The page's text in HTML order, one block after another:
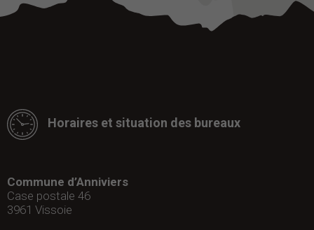
Horaires et situation des bureaux
Commune d’Anniviers
Case postale 46
3961 Vissoie